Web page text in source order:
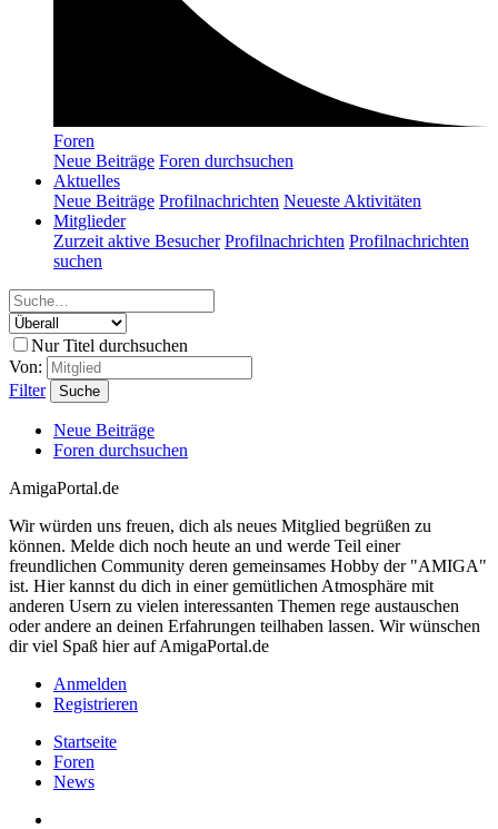
Foren
Neue Beiträge Foren durchsuchen
Aktuelles
Neue Beiträge Profilnachrichten Neueste Aktivitäten
Mitglieder
Zurzeit aktive Besucher Profilnachrichten Profilnachrichten
suchen
Nur Titel durchsuchen
Von:
Filter
Suche
Neue Beiträge
Foren durchsuchen
AmigaPortal.de
Wir würden uns freuen, dich als neues Mitglied begrüßen zu
können. Melde dich noch heute an und werde Teil einer
freundlichen Community deren gemeinsames Hobby der "AMIGA"
ist. Hier kannst du dich in einer gemütlichen Atmosphäre mit
anderen Usern zu vielen interessanten Themen rege austauschen
oder andere an deinen Erfahrungen teilhaben lassen. Wir wünschen
dir viel Spaß hier auf AmigaPortal.de
Anmelden
Registrieren
Startseite
Foren
News